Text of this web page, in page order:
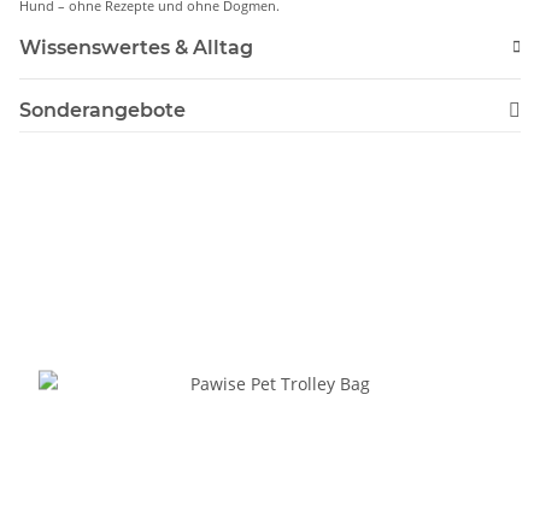
Hund – ohne Rezepte und ohne Dogmen.
Wissenswertes & Alltag
Sonderangebote